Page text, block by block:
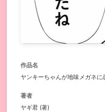
作品名
ヤンキーちゃんが地味メガネに
著者
ヤギ君 (著)